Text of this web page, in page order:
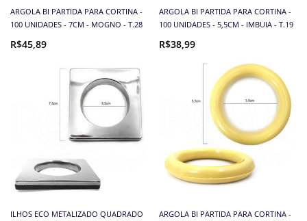
ARGOLA BI PARTIDA PARA CORTINA -
100 UNIDADES - 7CM - MOGNO - T.28
R$45,89
ARGOLA BI PARTIDA PARA CORTINA -
100 UNIDADES - 5,5CM - IMBUIA - T.19
R$38,99
ILHOS ECO METALIZADO QUADRADO
ARGOLA BI PARTIDA PARA CORTINA -